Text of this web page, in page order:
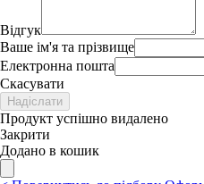
Відгук
Ваше ім'я та прізвище
Електронна пошта
Скасувати
Надіслати
Продукт успішно видалено
Закрити
Додано в кошик